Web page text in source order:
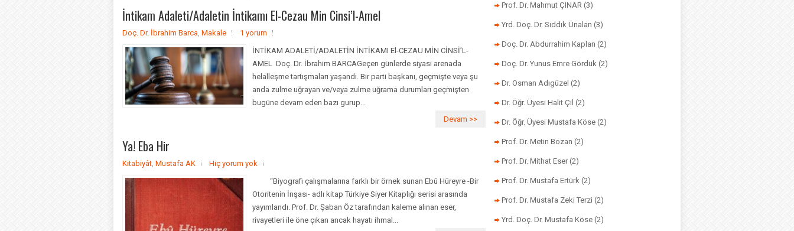
İntikam Adaleti/Adaletin İntikamı El-Cezau Min Cinsi’l-Amel
Doç. Dr. İbrahim Barca Makale
1 yorum
İNTİKAM ADALETİ/ADALETİN İNTİKAMI El-CEZAU MİN CİNSİ’L-
AMEL Doç. Dr. İbrahim BARCAGeçen günlerde siyasi arenada
helalleşme tartışmaları yaşandı. Bir parti başkanı, geçmişte veya şu
anda zulme uğrayan ve/veya zulme uğrama durumları geçmişten
bugüne devam eden bazı gurup...
Devam >>
Ya! Eba Hir
Kitabiyât Mustafa AK
Hiç yorum yok
“Biyografi çalışmalarına farklı bir örnek sunan Ebû Hüreyre -Bir
Otoritenin İnşası- adlı kitap Türkiye Siyer Kitaplığı serisi arasında
yayımlandı. Prof. Dr. Şaban Öz tarafından kaleme alınan eser,
rivayetleri ile öne çıkan ancak hayatı ihmal...
Prof. Dr. Mahmut ÇINAR (3)
Yrd. Doç. Dr. Sıddık Ünalan (3)
Doç. Dr. Abdurrahim Kaplan (2)
Doç. Dr. Yunus Emre Gördük (2)
Dr. Osman Adıgüzel (2)
Dr. Öğr. Üyesi Halit Çil (2)
Dr. Öğr. Üyesi Mustafa Köse (2)
Prof. Dr. Metin Bozan (2)
Prof. Dr. Mithat Eser (2)
Prof. Dr. Mustafa Ertürk (2)
Prof. Dr. Mustafa Zeki Terzi (2)
Yrd. Doç. Dr. Mustafa Köse (2)